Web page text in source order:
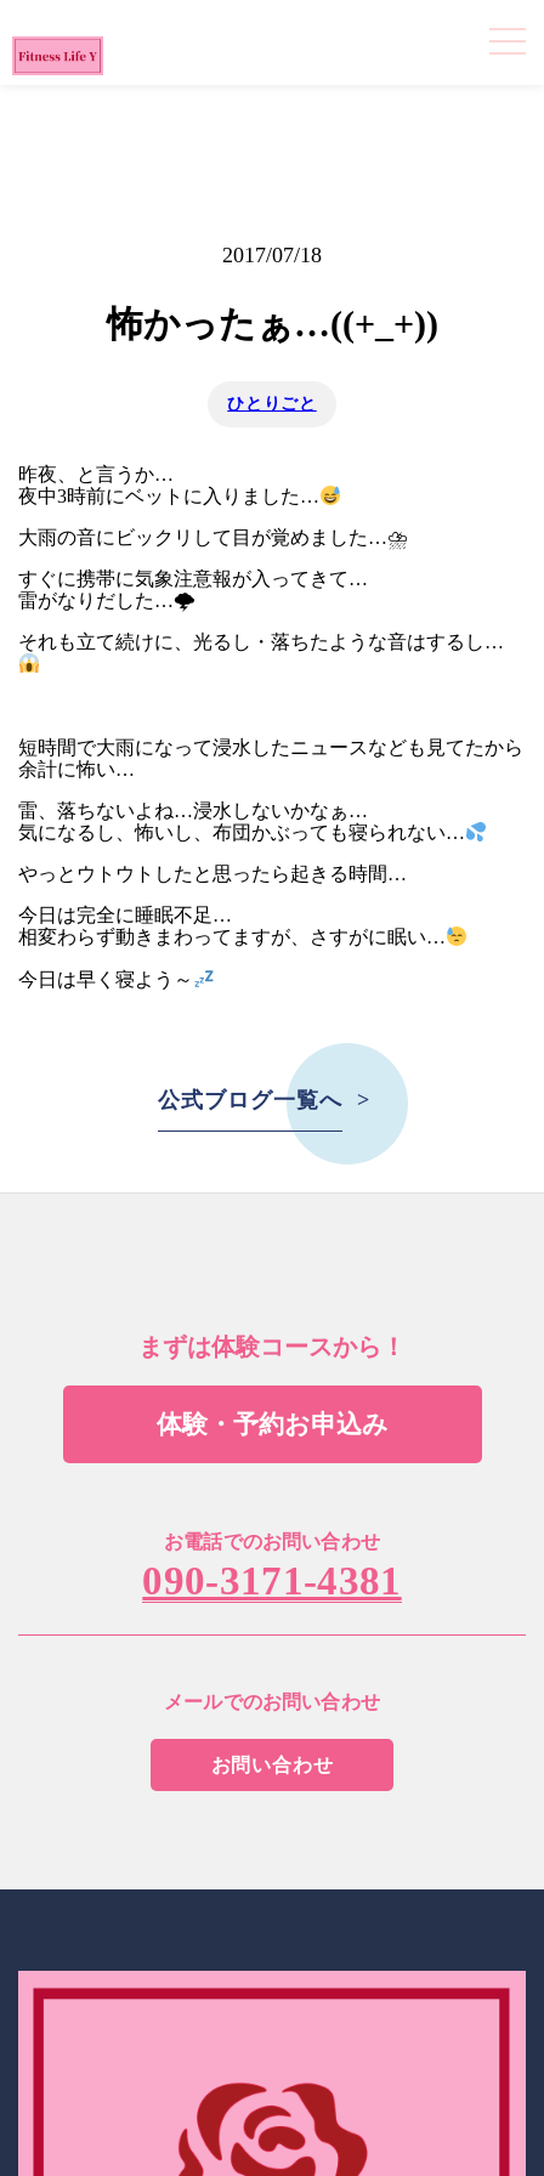
2017/07/18
怖かったぁ…((+_+))
ひとりごと
昨夜、と言うか…
夜中3時前にベットに入りました…
大雨の音にビックリして目が覚めました…⛈
すぐに携帯に気象注意報が入ってきて…
雷がなりだした…🌩
それも立て続けに、光るし・落ちたような音はするし…
短時間で大雨になって浸水したニュースなども見てたから
余計に怖い…
雷、落ちないよね…浸水しないかなぁ…
気になるし、怖いし、布団かぶっても寝られない…
やっとウトウトしたと思ったら起きる時間…
今日は完全に睡眠不足…
相変わらず動きまわってますが、さすがに眠い…
今日は早く寝よう～
公式ブログ一覧へ
まずは体験コースから！
体験・予約お申込み
お電話でのお問い合わせ
090-3171-4381
メールでのお問い合わせ
お問い合わせ